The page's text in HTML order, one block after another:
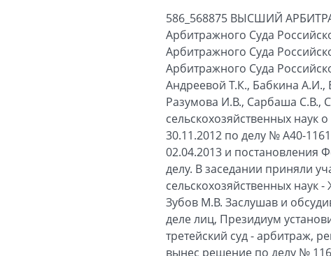
586_568875 ВЫСШИЙ
Арбитражного Суда
Арбитражного Суда
Арбитражного Суда
Андреевой Т.К., Бабкина А.И.,
Разумова И.В., Сарбаша С.В.,
сельскохозяйственных наук
30.11.2012 по делу № А40-
02.04.2013 и постановления
делу. В заседании приняли
сельскохозяйственных наук
Зубов М.В. Заслушав и
деле лиц, Президиум
третейский суд - арбитраж,
вынес решение по делу №